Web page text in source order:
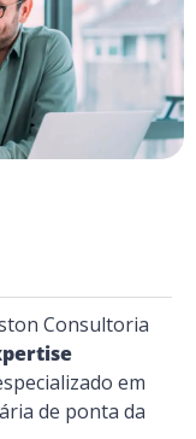
Consultoria
em
de ponta da